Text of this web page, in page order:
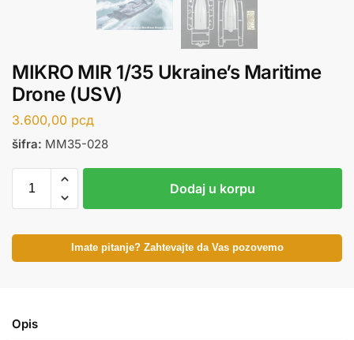
MIKRO MIR 1/35 Ukraine’s Maritime
Drone (USV)
3.600,00 рсд
šifra: MM35-028
Dodaj u korpu
Imate pitanje? Zahtevajte da Vas pozovemo
Opis